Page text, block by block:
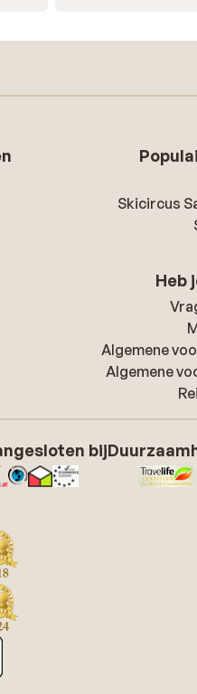
Skicircus
Heb
Algemene
Algemene
bij